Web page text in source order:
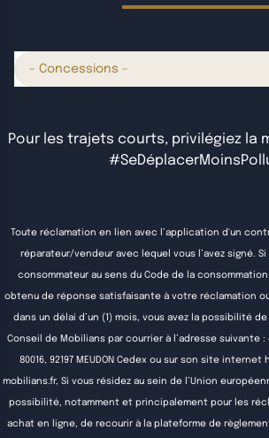
- Concessions -
Pour les trajets courts, privilégiez la
Toute réclamation en lien avec l’application d'un
réparateur/vendeur avec lequel vous l’avez signé.
consommateur au sens du Code de la
obtenu de réponse satisfaisante à votre réclamation
dans un délai d’un (1) mois, vous avez la possibilité
Conseil de Mobilians par courrier à l’adresse suivante :
80016, 92197 MEUDON Cedex ou sur son site internet
mobilians.fr, Si vous résidez au sein de l’Union
possibilité, notamment et principalement pour les
achat en ligne, de recourir à la plateforme de